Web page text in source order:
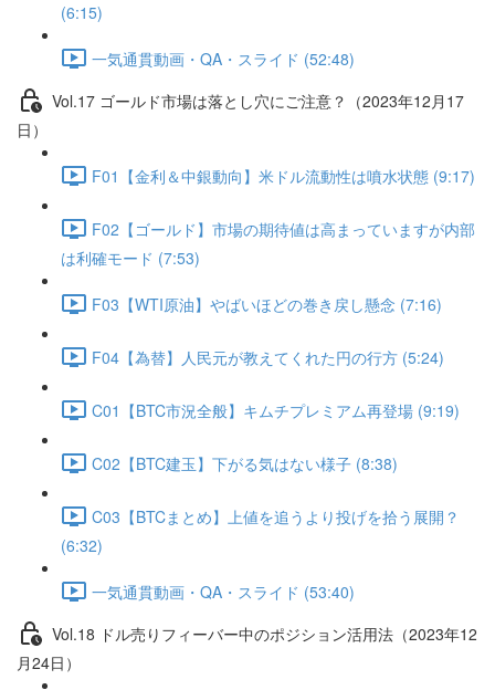
(6:15)
一気通貫動画・QA・スライド (52:48)
Vol.17 ゴールド市場は落とし穴にご注意？（2023年12月17
日）
F01【金利＆中銀動向】米ドル流動性は噴水状態 (9:17)
F02【ゴールド】市場の期待値は高まっていますが内部
は利確モード (7:53)
F03【WTI原油】やばいほどの巻き戻し懸念 (7:16)
F04【為替】人民元が教えてくれた円の行方 (5:24)
C01【BTC市況全般】キムチプレミアム再登場 (9:19)
C02【BTC建玉】下がる気はない様子 (8:38)
C03【BTCまとめ】上値を追うより投げを拾う展開？
(6:32)
一気通貫動画・QA・スライド (53:40)
Vol.18 ドル売りフィーバー中のポジション活用法（2023年12
月24日）